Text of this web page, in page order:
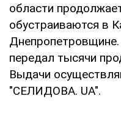
области
обустраиваются в
передал тысячи
Выдачи
"СЕЛИДОВА. UA".